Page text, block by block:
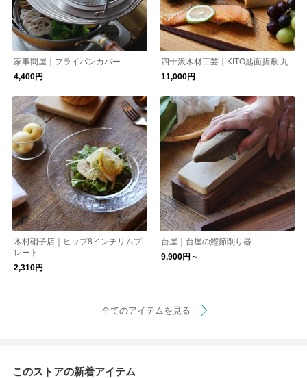
家事問屋｜フライパンカバー
4,400円
四十沢木材工芸｜KITO匙面折敷 丸
11,000円
木村硝子店｜ヒップ8インチリムプ
レート
2,310円
台屋｜台屋の鰹節削り器
9,900円～
全てのアイテムを見る
このストアの新着アイテム